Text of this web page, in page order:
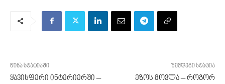
წინა სტატიაში
ყავისფერი ინტერიერში –
შემდეგი სტატია
ეზოს მოვლა – როგორ